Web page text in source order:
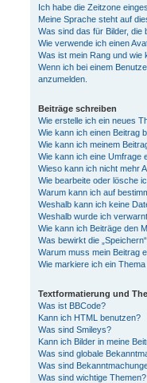
Ich habe die Zeitzone
Meine Sprache steht auf
Was sind das für Bilder, die
Wie verwende ich einen
Was ist mein Rang und wie
Wenn ich bei einem
anzumelden.
Beiträge schreiben
Wie erstelle ich ein neues
Wie kann ich einen Beitrag
Wie kann ich meinem
Wie kann ich eine Umfrage
Wieso kann ich nicht mehr
Wie bearbeite oder lösche
Warum kann ich auf
Weshalb kann ich keine
Weshalb wurde ich
Wie kann ich Beiträge den
Was bewirkt die
Warum muss mein Beitrag
Wie markiere ich ein
Textformatierung und
Was ist BBCode?
Kann ich HTML benutzen?
Was sind Smileys?
Kann ich Bilder in meine
Was sind globale
Was sind
Was sind wichtige Themen?